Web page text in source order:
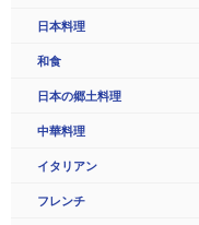
日本料理
和食
日本の郷土料理
中華料理
イタリアン
フレンチ